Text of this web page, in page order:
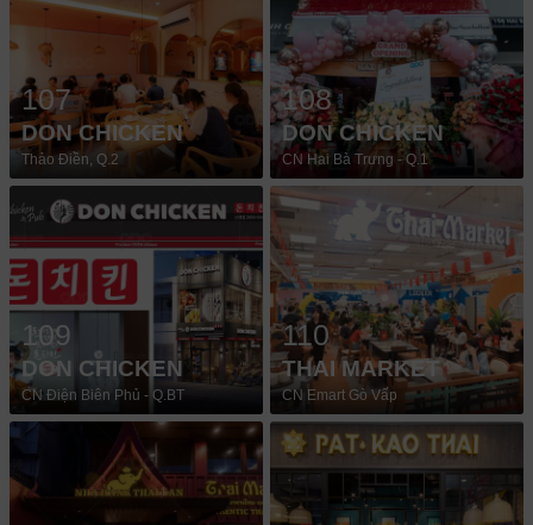
107
DON CHICKEN
Thảo Điền, Q.2
108
DON CHICKEN
CN Hai Bà Trưng - Q.1
109
DON CHICKEN
CN Điện Biên Phủ - Q.BT
110
THAI MARKET
CN Emart Gò Vấp